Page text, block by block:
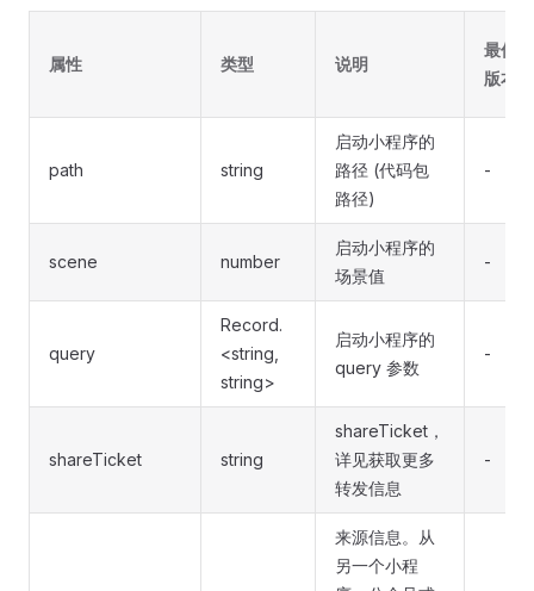
属性 类型 说明
最低
版本
path string
启动小程序的
路径 (代码包
路径)
-
scene number
启动小程序的
场景值
-
query
Record.
<string,
string>
启动小程序的
query 参数
-
shareTicket string
shareTicket，
详见获取更多
转发信息
-
来源信息。从
另一个小程